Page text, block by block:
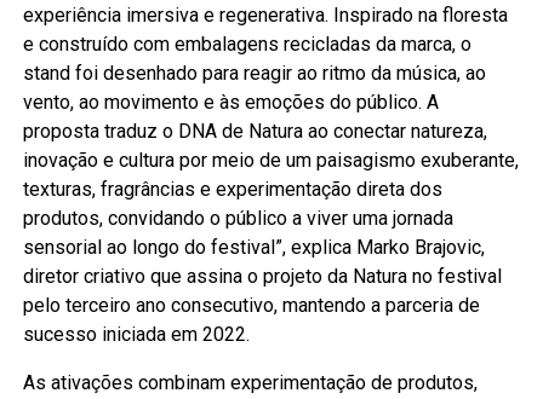
experiência imersiva e regenerativa. Inspirado na floresta
e construído com embalagens recicladas da marca, o
stand foi desenhado para reagir ao ritmo da música, ao
vento, ao movimento e às emoções do público. A
proposta traduz o DNA de Natura ao conectar natureza,
inovação e cultura por meio de um paisagismo exuberante,
texturas, fragrâncias e experimentação direta dos
produtos, convidando o público a viver uma jornada
sensorial ao longo do festival”, explica Marko Brajovic,
diretor criativo que assina o projeto da Natura no festival
pelo terceiro ano consecutivo, mantendo a parceria de
sucesso iniciada em 2022.
As ativações combinam experimentação de produtos,